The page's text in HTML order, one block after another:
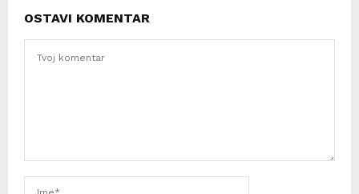
OSTAVI KOMENTAR